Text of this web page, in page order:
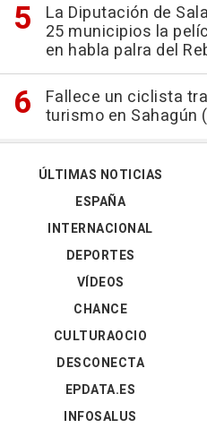
La Diputación de
25 municipios la
en habla palra del
Fallece un ciclista
turismo en Sahagún
ÚLTIMAS NOTICIAS
ESPAÑA
INTERNACIONAL
DEPORTES
VÍDEOS
CHANCE
CULTURAOCIO
DESCONECTA
EPDATA.ES
INFOSALUS